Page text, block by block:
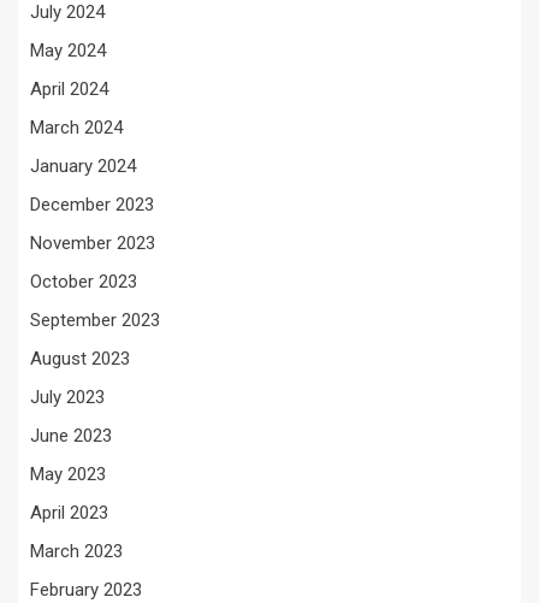
July 2024
May 2024
April 2024
March 2024
January 2024
December 2023
November 2023
October 2023
September 2023
August 2023
July 2023
June 2023
May 2023
April 2023
March 2023
February 2023